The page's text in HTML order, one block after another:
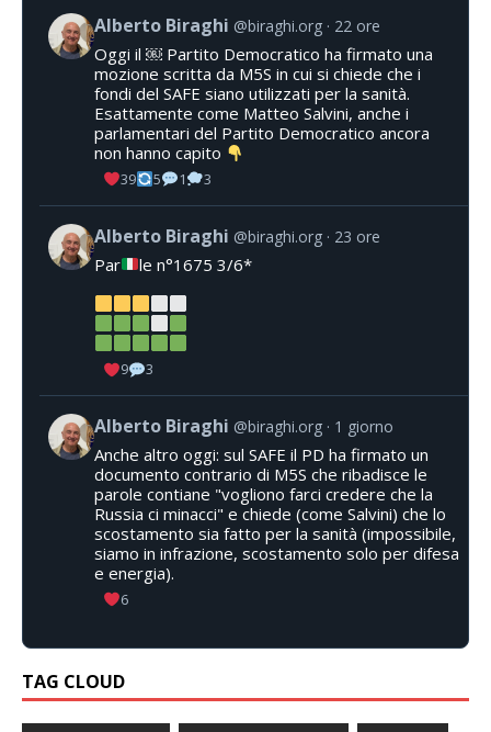
Alberto Biraghi @biraghi.org 22 ore
Oggi il ￼ Partito Democratico ha firmato una
mozione scritta da M5S in cui si chiede che i
fondi del SAFE siano utilizzati per la sanità.
Esattamente come Matteo Salvini, anche i
parlamentari del Partito Democratico ancora
non hanno capito
39 5 1 3
Alberto Biraghi @biraghi.org 23 ore
Par le n°1675 3/6*
9 3
Alberto Biraghi @biraghi.org 1 giorno
Anche altro oggi: sul SAFE il PD ha firmato un
documento contrario di M5S che ribadisce le
parole contiane "vogliono farci credere che la
Russia ci minacci" e chiede (come Salvini) che lo
scostamento sia fatto per la sanità (impossibile,
siamo in infrazione, scostamento solo per difesa
e energia).
6
TAG CLOUD